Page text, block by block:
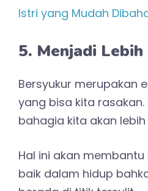
Istri yang Mudah
5. Menjadi
Bersyukur merupakan
yang bisa kita
bahagia kita akan
Hal ini akan
baik dalam hidup